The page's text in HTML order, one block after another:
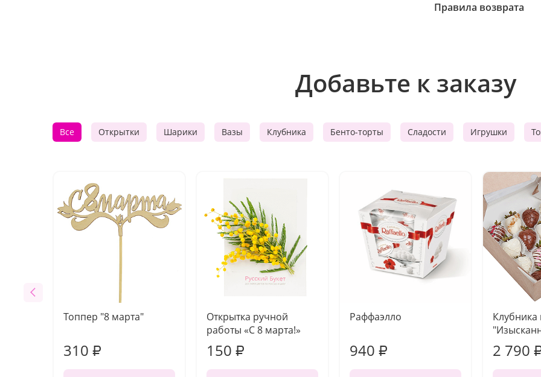
Правила возврата
Добавьте к заказу
Все Открытки Шарики Вазы Клубника Бенто-торты Сладости Игрушки
Топпер "8 марта"
310 ₽
Открытка ручной
работы «С 8 марта!»
150 ₽
Раффаэлло
940 ₽ 2 790